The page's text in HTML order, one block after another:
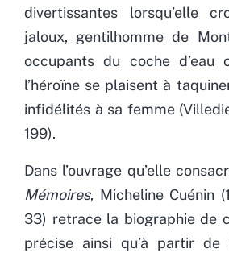
divertissantes lorsqu’elle
jaloux, gentilhomme de
occupants du coche
l’héroïne se plaisent à
infidélités à sa femme
199).
Dans l’ouvrage qu’elle
Mémoires, Micheline Cuénin
33) retrace la biographie de
précise ainsi qu’à partir de